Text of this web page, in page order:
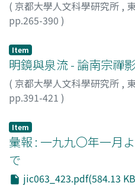
( 京都大學人文科學研究所 ,
pp.265-390 )
Item
明鏡與泉流 - 論南宗禪
( 京都大學人文科學研究所 ,
pp.391-421 )
Item
彙報 : 一九九〇年一月
で
jic063_423.pdf(584.13